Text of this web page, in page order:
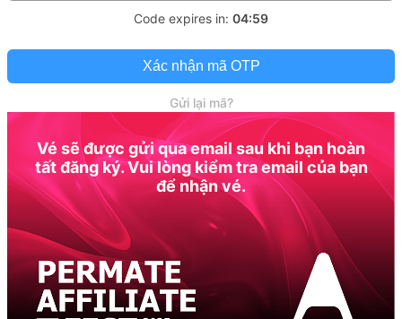
Code expires in: 04:59
Xác nhận mã OTP
Gửi lại mã?
Vé sẽ được gửi qua email sau khi bạn hoàn
tất đăng ký. Vui lòng kiểm tra email của bạn
để nhận vé.